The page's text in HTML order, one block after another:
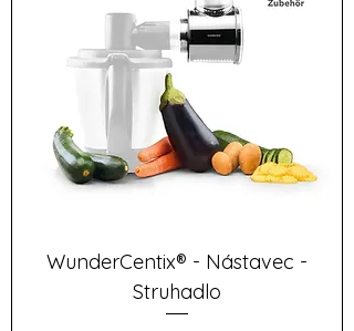
WunderCentix® - Nástavec -
Struhadlo